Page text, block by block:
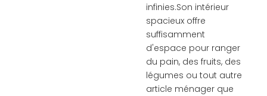
infinies.Son intérieur
spacieux offre
suffisamment
d'espace pour ranger
du pain, des fruits, des
légumes ou tout autre
article ménager que